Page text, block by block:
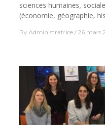
sciences humaines,
(économie, géographie,
By Administratrice 26 mars